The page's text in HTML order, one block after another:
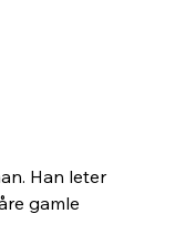
Han leter
gamle